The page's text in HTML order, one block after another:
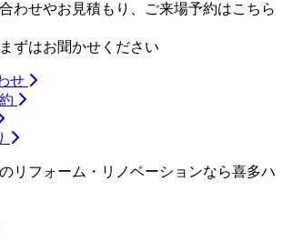
わせやお見積もり、ご来場予約はこちら
ずはお聞かせください
せ
リフォーム・リノベーションなら喜多ハ